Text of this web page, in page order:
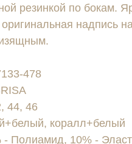
резинкой по бокам.
надпись
478
44, 46
коралл+белый
Полиамид, 10% -